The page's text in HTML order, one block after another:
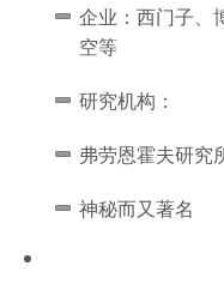
企业：西门子、
空等
研究机构：
弗劳恩霍夫研究
神秘而又著名